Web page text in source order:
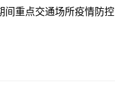
间重点交通场所疫情防控